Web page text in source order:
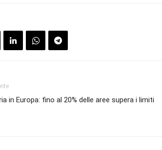
in Europa: fino al 20% delle aree supera i limiti